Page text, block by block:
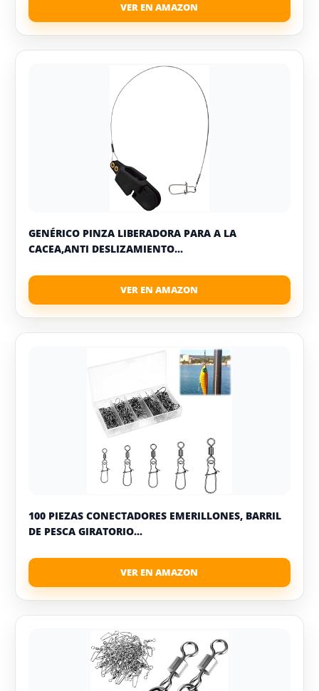
GENÉRICO PINZA LIBERADORA PARA A LA
CACEA,ANTI DESLIZAMIENTO...
100 PIEZAS CONECTADORES EMERILLONES, BARRIL
DE PESCA GIRATORIO...